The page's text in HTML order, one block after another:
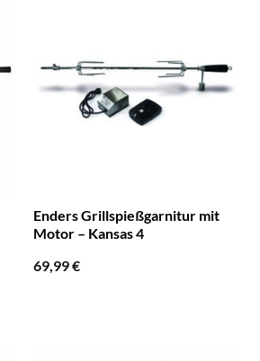
Enders Grillspießgarnitur mit
Motor – Kansas 4
69,99€